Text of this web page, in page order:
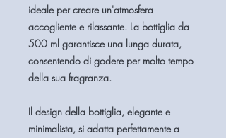
ideale per creare un'atmosfera
accogliente e rilassante. La bottiglia da
500 ml garantisce una lunga durata,
consentendo di godere per molto tempo
della sua fragranza.
Il design della bottiglia, elegante e
minimalista, si adatta perfettamente a